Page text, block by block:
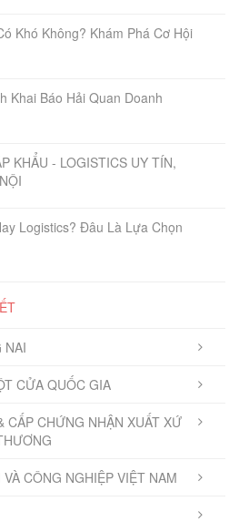
Khó Không? Khám Phá Cơ Hội
Khai Báo Hải Quan Doanh
KHẨU - LOGISTICS UY TÍN,
Logistics? Đâu Là Lựa Chọn
NAI
CỬA QUỐC GIA
CẤP CHỨNG NHẬN XUẤT XỨ
CÔNG NGHIỆP VIỆT NAM